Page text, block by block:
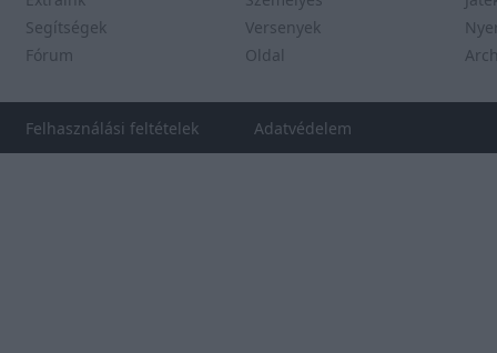
Segítségek
Fórum
Versenyek
Oldal
Felhasználási feltételek Adatvédelem